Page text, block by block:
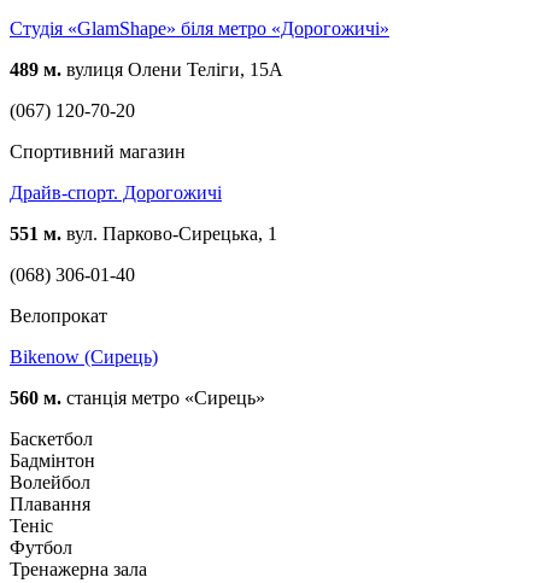
Студія «GlamShape» біля метро «Дорогожичі»
489 м. вулиця Олени Теліги, 15А
(067) 120-70-20
Спортивний магазин
Драйв-спорт. Дорогожичі
551 м. вул. Парково-Сирецька, 1
(068) 306-01-40
Велопрокат
Bikenow (Сирець)
560 м. станція метро «Сирець»
Баскетбол
Бадмінтон
Волейбол
Плавання
Теніс
Футбол
Тренажерна зала